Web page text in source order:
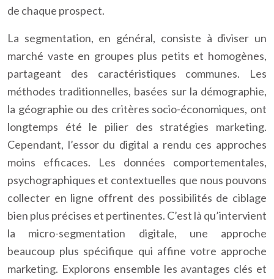
de chaque prospect.
La segmentation, en général, consiste à diviser un
marché vaste en groupes plus petits et homogènes,
partageant des caractéristiques communes. Les
méthodes traditionnelles, basées sur la démographie,
la géographie ou des critères socio-économiques, ont
longtemps été le pilier des stratégies marketing.
Cependant, l’essor du digital a rendu ces approches
moins efficaces. Les données comportementales,
psychographiques et contextuelles que nous pouvons
collecter en ligne offrent des possibilités de ciblage
bien plus précises et pertinentes. C’est là qu’intervient
la micro-segmentation digitale, une approche
beaucoup plus spécifique qui affine votre approche
marketing. Explorons ensemble les avantages clés et